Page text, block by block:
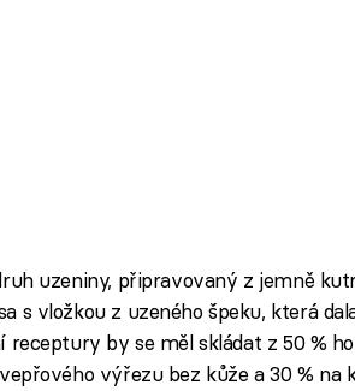
uzeniny, připravovaný z jemně
s vložkou z uzeného špeku, která
receptury by se měl skládat z 50 %
výřezu bez kůže a 30 % na